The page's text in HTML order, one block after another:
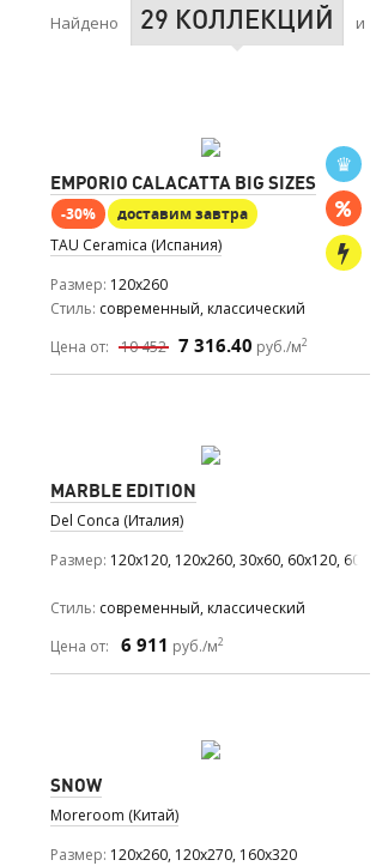
Найдено 29 КОЛЛЕКЦИЙ и
EMPORIO CALACATTA BIG SIZES
-30%
доставим завтра
TAU Ceramica (Испания)
Размер 120x260
Стиль современный, классический
Цена от:
10 452 7 316.40 руб./м2
MARBLE EDITION
Del Conca (Италия)
Размер 120x120, 120x260, 30x60, 60x120, 60x60
Стиль современный, классический
Цена от:
6 911 руб./м2
SNOW
Moreroom (Китай)
Размер 120x260, 120x270, 160x320